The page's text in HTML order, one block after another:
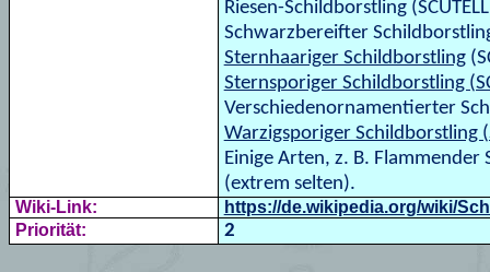
Riesen-Schildborstling
Schwarzbereifter
Sternhaariger Schildborstling
Sternsporiger Schildborstling
Verschiedenornamentierter
Warzigsporiger Schildborstling
Einige Arten, z. B. Flammender
(extrem selten).
Wiki-Link:
https://de.wikipedia.org/wiki/
Priorität:
2